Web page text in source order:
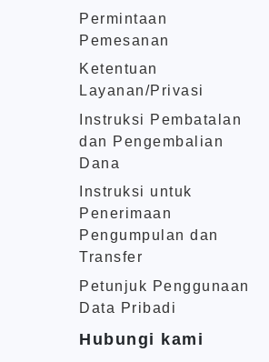
Permintaan
Pemesanan
Ketentuan
Layanan/Privasi
Instruksi Pembatalan
dan Pengembalian
Dana
Instruksi untuk
Penerimaan
Pengumpulan dan
Transfer
Petunjuk Penggunaan
Data Pribadi
Hubungi kami